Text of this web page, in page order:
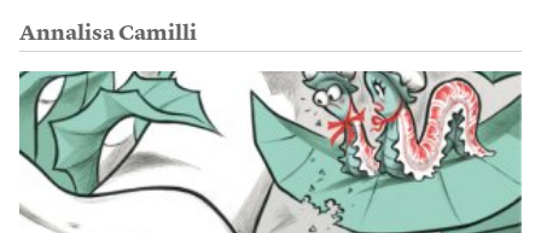
Annalisa Camilli